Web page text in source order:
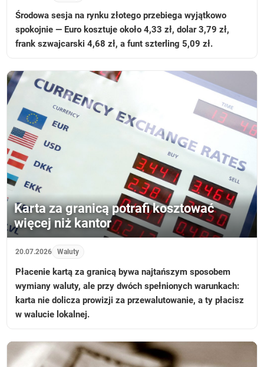
Środowa sesja na rynku złotego przebiega wyjątkowo
spokojnie — Euro kosztuje około 4,33 zł, dolar 3,79 zł,
frank szwajcarski 4,68 zł, a funt szterling 5,09 zł.
Karta za granicą potrafi kosztować
więcej niż kantor
20.07.2026 Waluty
Płacenie kartą za granicą bywa najtańszym sposobem
wymiany waluty, ale przy dwóch spełnionych warunkach:
karta nie dolicza prowizji za przewalutowanie, a ty płacisz
w walucie lokalnej.